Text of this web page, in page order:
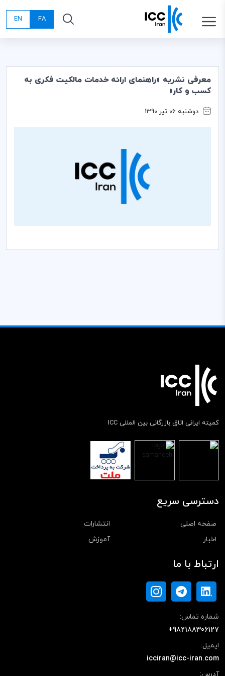
FA
EN
معرفی نشریه «راهنمای ارائه خدمات مالکیت فکری به
کسب و کار»
دوشنبه 06 تیر 1390
کمیته ایرانی اتاق بازرگانی بین المللی ICC
دسترسی سریع
صفحه اصلی
انتشارات
اخبار
آموزش
ارتباط با ما
شماره تماس:
+982188306127
ایمیل:
icciran@icc-iran.com